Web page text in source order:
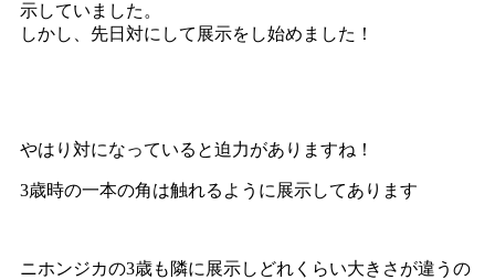
示していました。
しかし、先日対にして展示をし始めました！
やはり対になっていると迫力がありますね！
3歳時の一本の角は触れるように展示してあります
ニホンジカの3歳も隣に展示しどれくらい大きさが違うの